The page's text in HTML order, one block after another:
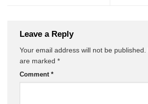
Leave a Reply
Your email address will not be published.
are marked *
Comment *